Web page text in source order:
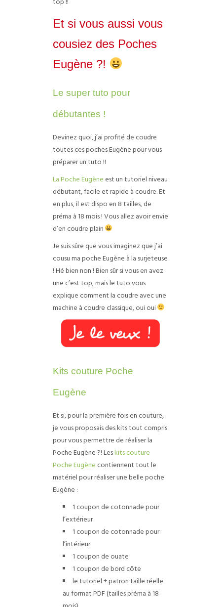
Et si vous aussi vous
cousiez des Poches
Eugène ?!
Le super tuto pour
débutantes !
Devinez quoi, j’ai profité de coudre
toutes ces poches Eugène pour vous
préparer un tuto !!
La Poche Eugène est un tutoriel niveau
débutant, facile et rapide à coudre. Et
en plus, il est dispo en 8 tailles, de
préma à 18 mois ! Vous allez avoir envie
d’en coudre plain
Je suis sûre que vous imaginez que j’ai
cousu ma poche Eugène à la surjeteuse
! Hé bien non ! Bien sûr si vous en avez
une c’est top, mais le tuto vous
explique comment la coudre avec une
machine à coudre classique, oui oui
Kits couture Poche
Eugène
Et si, pour la première fois en couture,
je vous proposais des kits tout compris
pour vous permettre de réaliser la
Poche Eugène ?!Leskits couture
Poche Eugène contiennent tout le
matériel pour réaliser une belle poche
Eugène :
1 coupon de cotonnade pour
l’extérieur
1 coupon de cotonnade pour
l’intérieur
1 coupon de ouate
1 coupon de bord côte
le tutoriel + patron taille réelle
au format PDF (tailles préma à 18